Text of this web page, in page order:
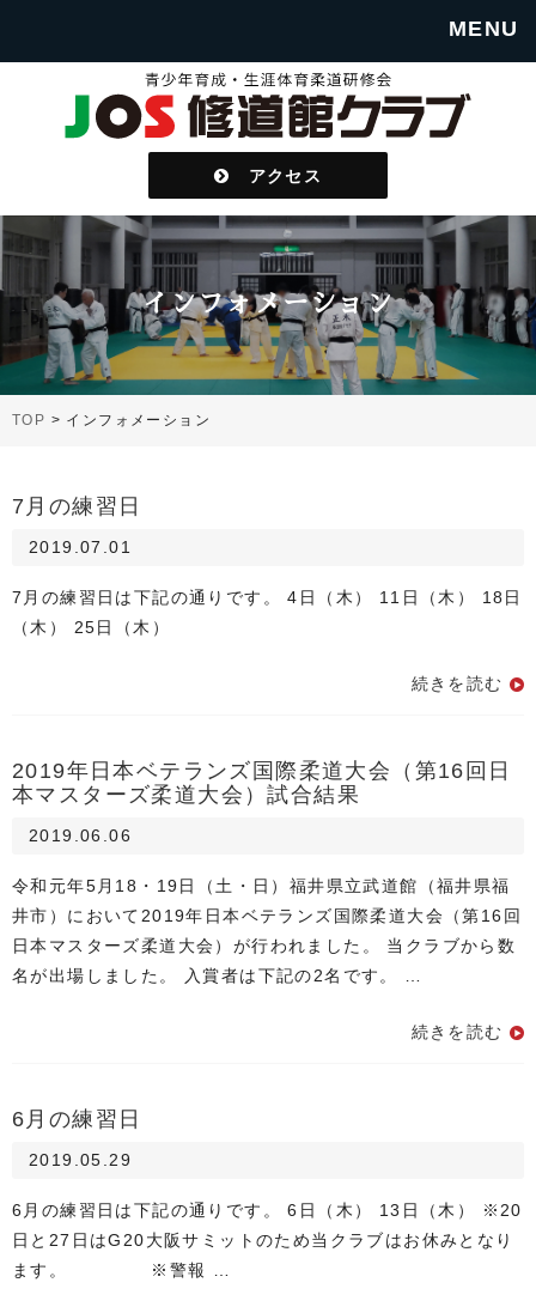
MENU
アクセス
インフォメーション
TOP > インフォメーション
7月の練習日
2019.07.01
7月の練習日は下記の通りです。 4日（木） 11日（木） 18日
（木） 25日（木）
続きを読む
2019年日本ベテランズ国際柔道大会（第16回日
本マスターズ柔道大会）試合結果
2019.06.06
令和元年5月18・19日（土・日）福井県立武道館（福井県福
井市）において2019年日本ベテランズ国際柔道大会（第16回
日本マスターズ柔道大会）が行われました。 当クラブから数
名が出場しました。 入賞者は下記の2名です。 …
続きを読む
6月の練習日
2019.05.29
6月の練習日は下記の通りです。 6日（木） 13日（木） ※20
日と27日はG20大阪サミットのため当クラブはお休みとなり
ます。 ※警報 …